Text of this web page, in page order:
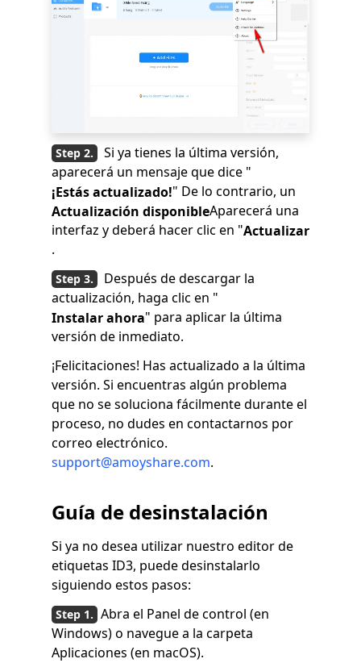
Si ya tienes la última versión,
aparecerá un mensaje que dice "
¡Estás actualizado!" De lo contrario, un
Actualización disponibleAparecerá una
interfaz y deberá hacer clic en "Actualizar
.
Después de descargar la
actualización, haga clic en "
Instalar ahora" para aplicar la última
versión de inmediato.
¡Felicitaciones! Has actualizado a la última
versión. Si encuentras algún problema
que no se soluciona fácilmente durante el
proceso, no dudes en contactarnos por
correo electrónico.
support@amoyshare.com.
Guía de desinstalación
Si ya no desea utilizar nuestro editor de
etiquetas ID3, puede desinstalarlo
siguiendo estos pasos:
Abra el Panel de control (en
Windows) o navegue a la carpeta
Aplicaciones (en macOS).